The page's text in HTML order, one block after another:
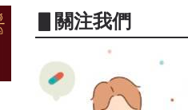
▋關注我們